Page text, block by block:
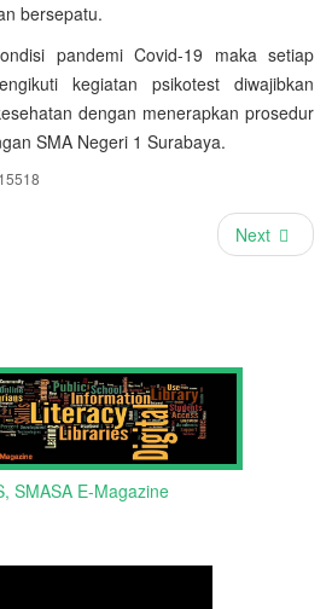
bersepatu.
pandemi Covid-19 maka setiap
kegiatan psikotest diwajibkan
dengan menerapkan prosedur
SMA Negeri 1 Surabaya.
Next
SMASA E-Magazine